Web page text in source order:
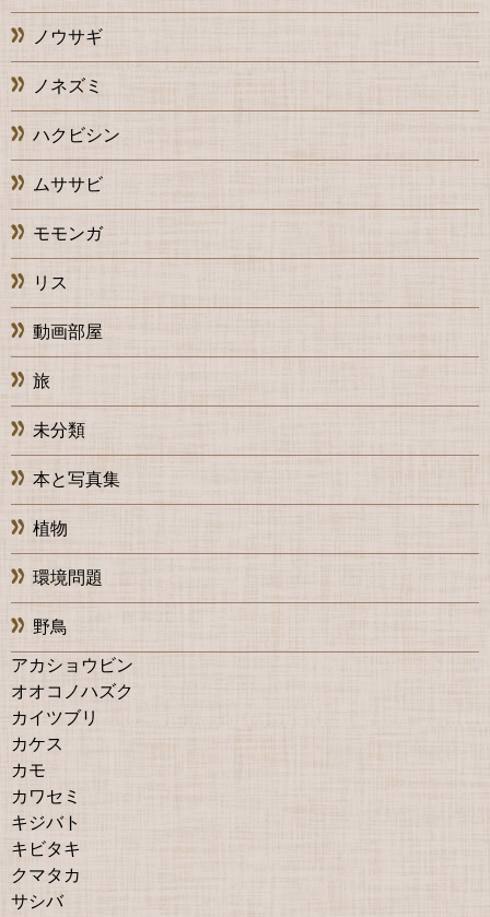
ノウサギ
ノネズミ
ハクビシン
ムササビ
モモンガ
リス
動画部屋
旅
未分類
本と写真集
植物
環境問題
野鳥
アカショウビン
オオコノハズク
カイツブリ
カケス
カモ
カワセミ
キジバト
キビタキ
クマタカ
サシバ